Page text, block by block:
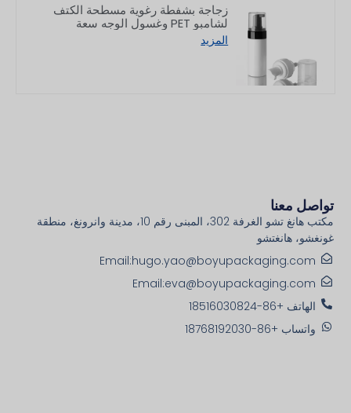
زجاجة بشفطة رغوية مسطحة الكتف
لشامبو PET وغسول الوجه سعة
150/200 مل
المزيد
تواصل معنا
مكتب هانغ تشو الغرفة 302، المبنى رقم 10، مدينة وانرونغ، منطقة
غونغشو، هانغتشو
Email:hugo.yao@boyupackaging.com
Email:eva@boyupackaging.com
الهاتف +86-18516030824
واتساب +86-18768192030